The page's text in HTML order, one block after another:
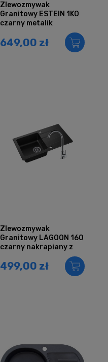
Zlewozmywak
Granitowy ESTEIN 1KO
czarny metalik
649,00 zł
Zlewozmywak
Granitowy LAGOON 160
czarny nakrapiany z
499,00 zł